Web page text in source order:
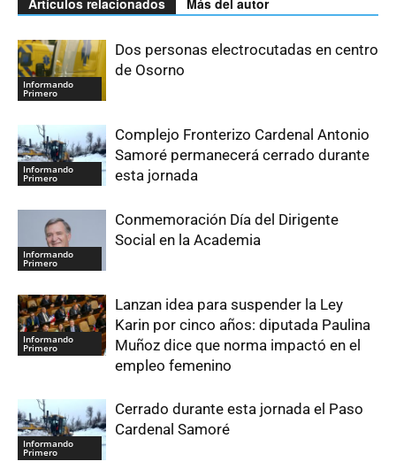
Artículos relacionados Más del autor
Informando
Primero
Dos personas electrocutadas en centro
de Osorno
Informando
Primero
Complejo Fronterizo Cardenal Antonio
Samoré permanecerá cerrado durante
esta jornada
Informando
Primero
Conmemoración Día del Dirigente
Social en la Academia
Informando
Primero
Lanzan idea para suspender la Ley
Karin por cinco años: diputada Paulina
Muñoz dice que norma impactó en el
empleo femenino
Informando
Primero
Cerrado durante esta jornada el Paso
Cardenal Samoré